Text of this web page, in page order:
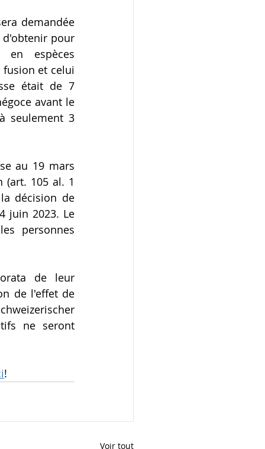
demandée
d'obtenir pour
en espèces
et celui
était de 7
avant le
seulement 3
au 19 mars
105 al. 1
décision de
juin 2023. Le
personnes
de leur
de l'effet de
ne seront
!
Voir tout